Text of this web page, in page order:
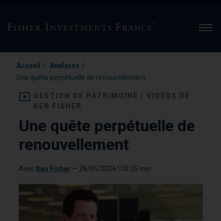
Accueil / Analyses /
Une quête perpétuelle de renouvellement
GESTION DE PATRIMOINE / VIDÉOS DE
KEN FISHER
Une quête perpétuelle de
renouvellement
Avec Ken Fisher — 28/05/2026 | 00:35 min